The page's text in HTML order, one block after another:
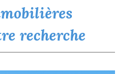
recherche